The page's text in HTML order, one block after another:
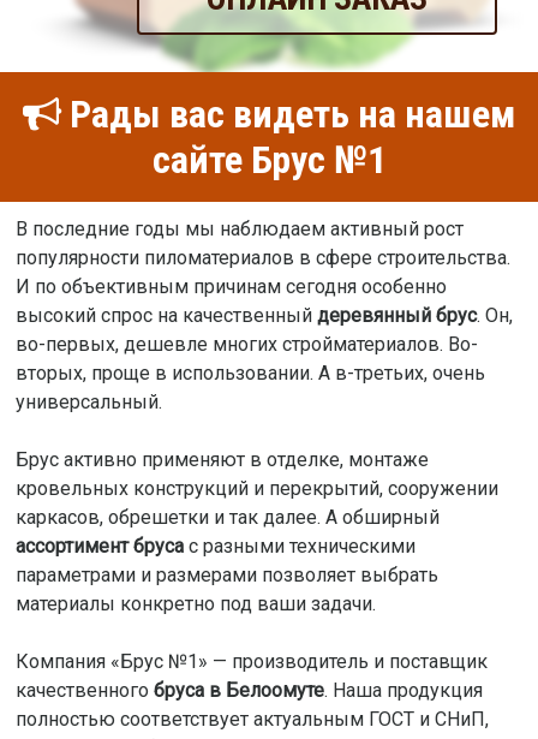
Рады вас видеть на нашем
сайте Брус №1
В последние годы мы наблюдаем активный рост
популярности пиломатериалов в сфере строительства.
И по объективным причинам сегодня особенно
высокий спрос на качественный деревянный брус. Он,
во-первых, дешевле многих стройматериалов. Во-
вторых, проще в использовании. А в-третьих, очень
универсальный.
Брус активно применяют в отделке, монтаже
кровельных конструкций и перекрытий, сооружении
каркасов, обрешетки и так далее. А обширный
ассортимент брусас разными техническими
параметрами и размерами позволяет выбрать
материалы конкретно под ваши задачи.
Компания «Брус №1» — производитель и поставщик
качественного бруса в Белоомуте. Наша продукция
полностью соответствует актуальным ГОСТ и СНиП,